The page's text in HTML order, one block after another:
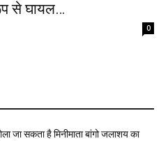
से घायल…
0
जा सकता है मिनीमाता बांगो जलाशय का